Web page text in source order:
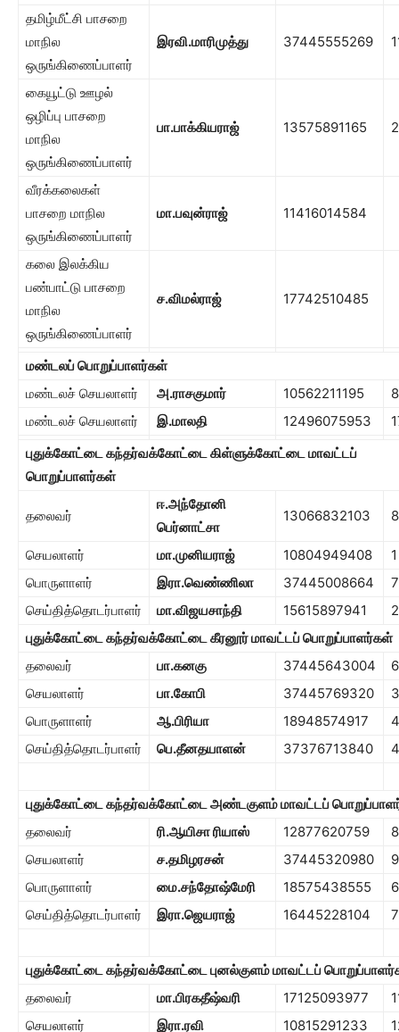
தமிழ்மீட்சி பாசறை
மாநில
ஒருங்கிணைப்பாளர்
இரவி.மாரிமுத்து 37445555269
கையூட்டு ஊழல்
ஒழிப்பு பாசறை
மாநில
ஒருங்கிணைப்பாளர்
பா.பாக்கியராஜ் 13575891165
வீரக்கலைகள்
பாசறை மாநில
ஒருங்கிணைப்பாளர்
மா.பவுன்ராஜ் 11416014584
கலை இலக்கிய
பண்பாட்டு பாசறை
மாநில
ஒருங்கிணைப்பாளர்
ச.விமல்ராஜ் 17742510485
மண்டலப் பொறுப்பாளர்கள்
மண்டலச் செயலாளர்
அ.ராசகுமார் 10562211195
8
மண்டலச் செயலாளர்
இ.மாலதி 12496075953
புதுக்கோட்டை கந்தர்வக்கோட்டை கிள்ளுக்கோட்டை மாவட்டப்
பொறுப்பாளர்கள்
தலைவர்
ஈ.அந்தோனி
பெர்னாட்சா
13066832103 8
செயலாளர் மா.முனியராஜ் 10804949408
1
பொருளாளர்
இரா.வெண்ணிலா 37445008664
7
செய்தித்தொடர்பாளர்
மா.விஜயசாந்தி 15615897941
புதுக்கோட்டை கந்தர்வக்கோட்டை கீரனூர் மாவட்டப் பொறுப்பாளர்கள்
தலைவர்
பா.கனகு 37445643004
செயலாளர்
பா.கோபி 37445769320
பொருளாளர்
ஆ.பிரியா 18948574917
செய்தித்தொடர்பாளர்
பெ.தீனதயாளன் 37376713840
புதுக்கோட்டை கந்தர்வக்கோட்டை அண்டகுளம் மாவட்டப்
தலைவர்
ரி.ஆயிசா ரியாஸ் 12877620759
செயலாளர்
ச.தமிழரசன் 37445320980
பொருளாளர்
மை.சந்தோஷ்மேரி 18575438555
செய்தித்தொடர்பாளர்
இரா.ஜெயராஜ் 16445228104
புதுக்கோட்டை கந்தர்வக்கோட்டை புனல்குளம் மாவட்டப்
தலைவர்
மா.பிரகதீஷ்வரி 17125093977
செயலாளர்
இரா.ரவி 10815291233